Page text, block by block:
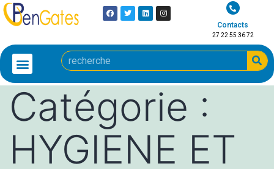
Contacts
27 22 55 36 72
Catégorie :
HYGIENE ET